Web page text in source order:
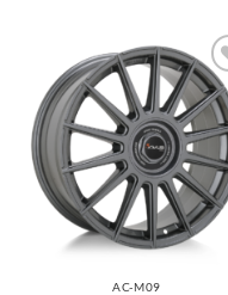
alla
dei
AC-M09